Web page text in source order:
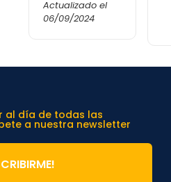
Actualizado el
06/09/2024
al día de todas las
a nuestra newsletter